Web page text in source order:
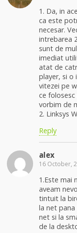
1. Da, in
ca este
necesar.
intrebarea
sunt de
imediat
atat de
player, si o
vitezei pe
ce
vorbim de
2. Linksys
Reply
alex
16 October,
1.Este mai
aveam
tintuit la
la net pana
net si la
de la